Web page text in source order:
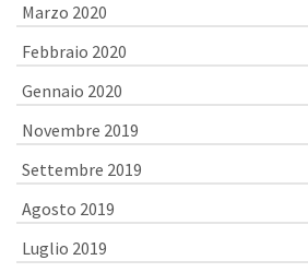
Marzo 2020
Febbraio 2020
Gennaio 2020
Novembre 2019
Settembre 2019
Agosto 2019
Luglio 2019